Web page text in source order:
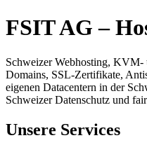
FSIT AG –
Schweizer Webhosting, KVM-
Domains, SSL-Zertifikate,
eigenen Datacentern in der
Schweizer Datenschutz und
Unsere Services